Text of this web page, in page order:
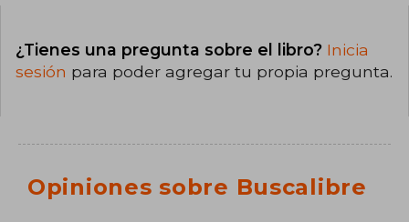
¿Tienes una pregunta sobre el libro? Inicia
sesión para poder agregar tu propia pregunta.
Opiniones sobre Buscalibre